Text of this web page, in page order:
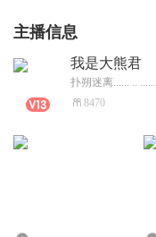
主播信息
我是大熊君
扑朔迷离...... .. ......
8470